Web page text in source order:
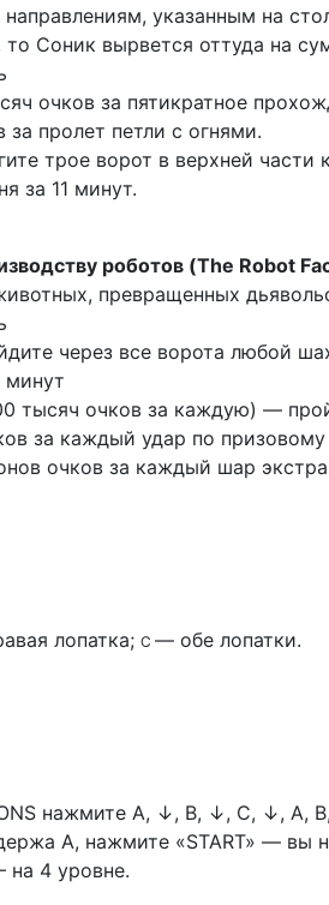
указанным на
Соник вырвется оттуда на
очков за пятикратное
пролет петли с огнями.
трое ворот в верхней
за 11 минут.
роботов (The Robot
превращенных
через все ворота любой
минут
тысяч очков за каждую) —
за каждый удар по призовому
очков за каждый шар
лопатка; С — обе лопатки.
нажмите А, ↓, В, ↓, С, ↓, А, В,
А, нажмите «START» —
4 уровне.